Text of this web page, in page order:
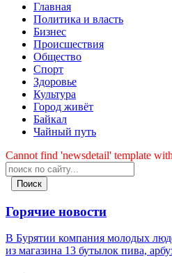
Главная
Политика и власть
Бизнес
Происшествия
Общество
Cпорт
Здоровье
Культура
Город живёт
Байкал
Чайный путь
Cannot find 'newsdetail' template
Поиск
Горячие новости
В Бурятии компания молодых
из магазина 13 бутылок пива,